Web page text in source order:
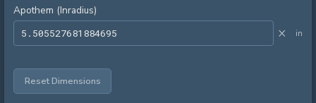
Apothem (Inradius)
× in
Reset Dimensions